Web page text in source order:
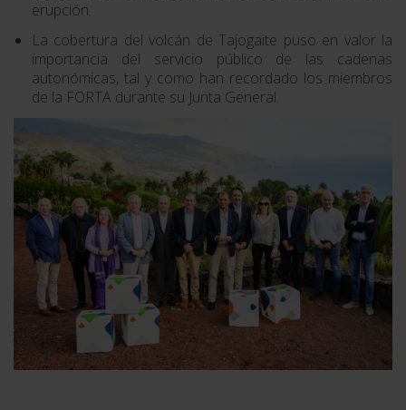
erupción.
La cobertura del volcán de Tajogaite puso en valor la
importancia del servicio público de las cadenas
autonómicas, tal y como han recordado los miembros
de la FORTA durante su Junta General.